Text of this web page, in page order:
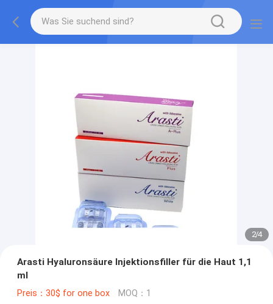
2/4
Arasti Hyaluronsäure Injektionsfiller für die Haut 1,1
ml
Preis：30$ for one box MOQ：1